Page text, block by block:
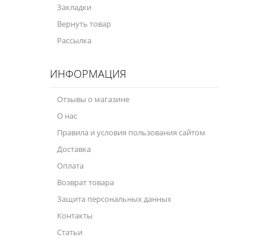
Закладки
Вернуть товар
Рассылка
ИНФОРМАЦИЯ
Отзывы о магазине
О нас
Правила и условия пользования сайтом
Доставка
Оплата
Возврат товара
Защита персональных данных
Контакты
Статьи